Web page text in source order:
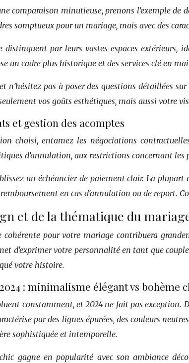
comparaison minutieuse, prenons l’exemple
somptueux pour un mariage, mais avec des
distinguent par leurs vastes espaces
un cadre plus historique et des services clé en
n’hésitez pas à poser des questions détaillées
vos goûts esthétiques, mais aussi votre
et gestion des acomptes
choisi, entamez les négociations
d’annulation, aux restrictions concernant
un échéancier de paiement clair. La
en cas d’annulation ou de report.
et de la thématique du
cohérente pour votre mariage contribuera
d’exprimer votre personnalité en tant que
votre histoire.
: minimalisme élégant vs bohème
constamment, et 2024 ne fait pas
par des lignes épurées, des couleurs
sophistiquée et intemporelle.
gagne en popularité avec son ambiance